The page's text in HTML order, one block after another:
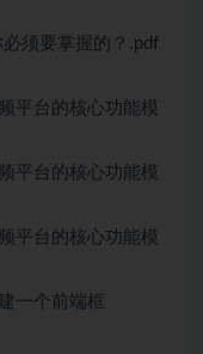
须要掌握的？.pdf
平台的核心功能模
平台的核心功能模
平台的核心功能模
一个前端框